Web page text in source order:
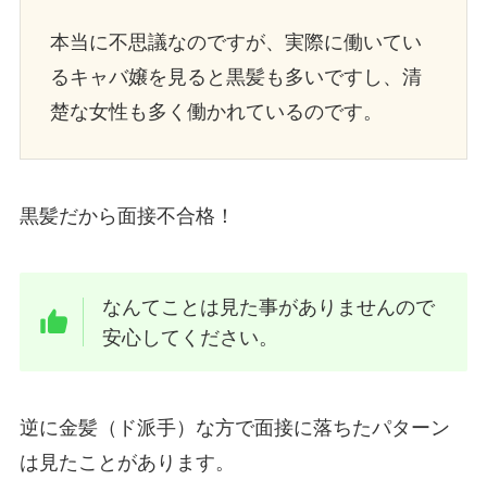
本当に不思議なのですが、実際に働いてい
るキャバ嬢を見ると黒髪も多いですし、清
楚な女性も多く働かれているのです。
黒髪だから面接不合格！
なんてことは見た事がありませんので
安心してください。
逆に金髪（ド派手）な方で面接に落ちたパターン
は見たことがあります。